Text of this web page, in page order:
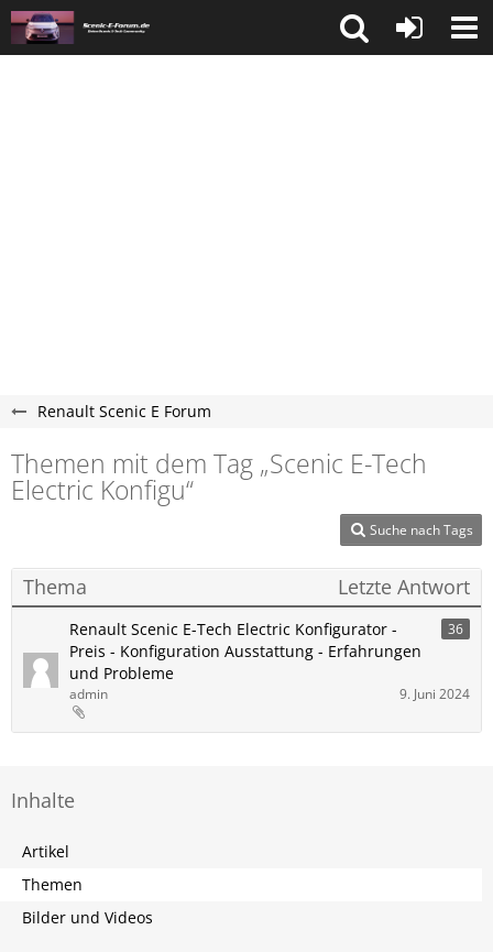
Renault Scenic E Forum
Themen mit dem Tag „Scenic E-Tech
Electric Konfigu“
Suche nach Tags
Thema Letzte Antwort
Renault Scenic E-Tech Electric Konfigurator -
Preis - Konfiguration Ausstattung - Erfahrungen
und Probleme
36
admin 9. Juni 2024
Inhalte
Artikel
Themen
Bilder und Videos